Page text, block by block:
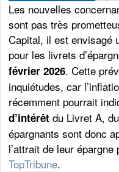
Les nouvelles
sont pas très
Capital, il est envisagé
pour les livrets
février 2026. Cette
inquiétudes, car
récemment pourrait
d’intérêt du Livret A,
épargnants sont donc
l’attrait de leur
TopTribune.